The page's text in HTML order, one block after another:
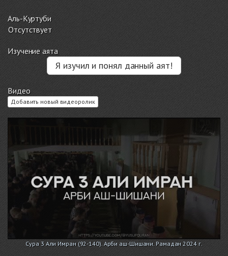
Аль-Куртуби
Отсутствует
Изучение аята
Я изучил и понял данный аят!
Видео
Добавить новый видеоролик
Сура 3 Али Имран (92-140). Арби аш-Шишани. Рамадан 2024 г.